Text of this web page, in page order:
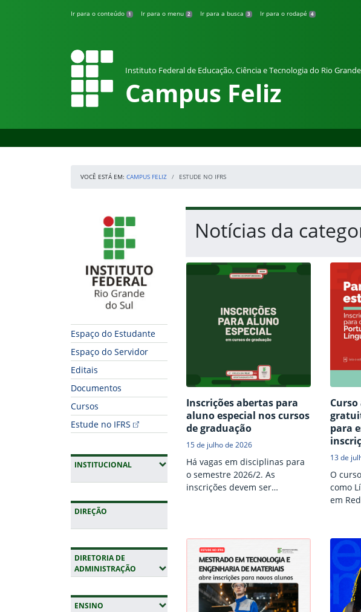
Ir para o conteúdo 1 Ir para o menu 2 Ir para a busca 3 Ir para o rodapé 4
Instituto Federal de Educação, Ciência e Tecnologia do Rio
Campus Feliz
VOCÊ ESTÁ EM: CAMPUS FELIZ ESTUDE NO IFRS
Início da navegação
Espaço do Estudante
Espaço do Servidor
Editais
Documentos
Cursos
Estude no IFRS
INSTITUCIONAL(EXPANDIR SUBMENUS)
DIREÇÃO
DIRETORIA DE
ADMINISTRAÇÃO (EXPANDIR SUBMENUS)
ENSINO (EXPANDIR SUBMENUS)
Início do conteúdo
Notícias da
Inscrições abertas para
aluno especial nos cursos
de graduação
15 de julho de 2026
Há vagas em disciplinas para
o semestre 2026/2. As
inscrições devem ser
para
13 de
O
como
em
e seus
que